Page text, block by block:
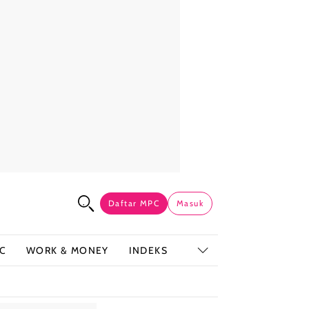
Daftar MPC Masuk
WORK & MONEY INDEKS